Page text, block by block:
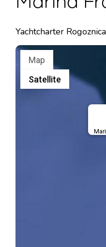
Yachtcharter Rogoznica
Map
Satellite